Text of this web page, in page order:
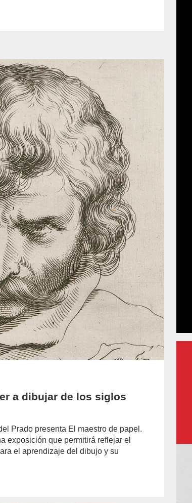
a dibujar de los siglos
Prado presenta El maestro de papel.
exposición que permitirá reflejar el
el aprendizaje del dibujo y su